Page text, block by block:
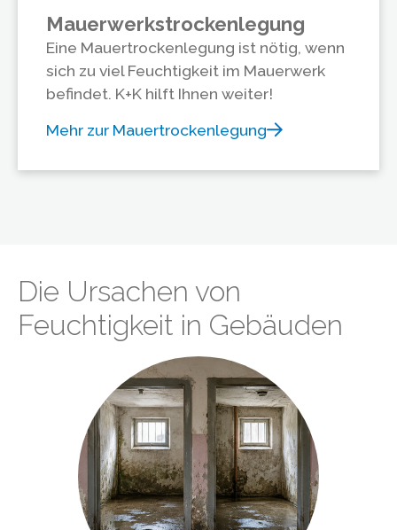
Mauerwerkstrockenlegung
Eine Mauertrockenlegung ist nötig, wenn
sich zu viel Feuchtigkeit im Mauerwerk
befindet. K+K hilft Ihnen weiter!
Mehr zur Mauertrockenlegung
Die Ursachen von
Feuchtigkeit in Gebäuden